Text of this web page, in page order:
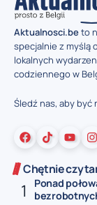
Aktualnosci.beto
specjalnie z myślą
lokalnych
codziennego w
Śledź nas, aby być
Chętnie
Ponad